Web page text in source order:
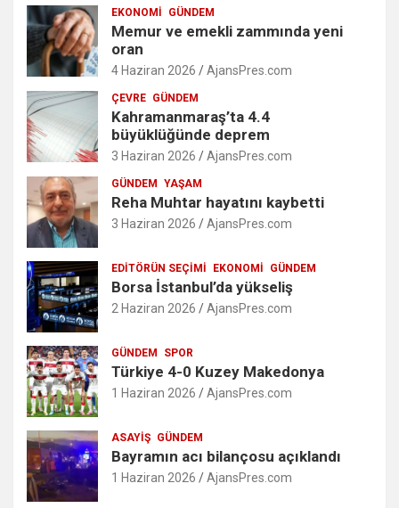
EKONOMI GÜNDEM
Memur ve emekli zammında yeni
oran
4 Haziran 2026 AjansPres.com
ÇEVRE GÜNDEM
Kahramanmaraş’ta 4.4
büyüklüğünde deprem
3 Haziran 2026 AjansPres.com
GÜNDEM YAŞAM
Reha Muhtar hayatını kaybetti
3 Haziran 2026 AjansPres.com
EDITÖRÜN SEÇIMI EKONOMI GÜNDEM
Borsa İstanbul’da yükseliş
2 Haziran 2026 AjansPres.com
GÜNDEM SPOR
Türkiye 4-0 Kuzey Makedonya
1 Haziran 2026 AjansPres.com
ASAYIŞ GÜNDEM
Bayramın acı bilançosu açıklandı
1 Haziran 2026 AjansPres.com